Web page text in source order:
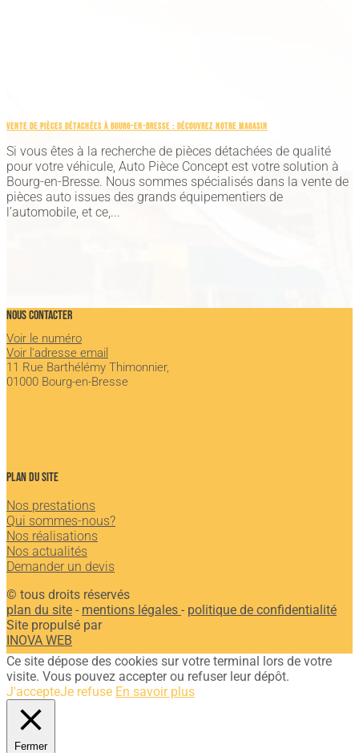
VENTE DE PIÈCES DÉTACHÉES À BOURG-EN-BRESSE : DÉCOUVREZ NOTRE MAGASIN
Si vous êtes à la recherche de pièces détachées de qualité
pour votre véhicule, Auto Pièce Concept est votre solution à
Bourg-en-Bresse. Nous sommes spécialisés dans la vente de
pièces auto issues des grands équipementiers de
l’automobile, et ce,...
NOUS CONTACTER
Voir le numéro
Voir l'adresse email
11 Rue Barthélémy Thimonnier,
01000 Bourg-en-Bresse
Plan du site
Nos prestations
Qui sommes-nous?
Nos réalisations
Nos actualités
Demander un devis
© tous droits réservés
plan du site - mentions légales - politique de confidentialité
Site propulsé par
INOVA WEB
Ce site dépose des cookies sur votre terminal lors de votre
visite. Vous pouvez accepter ou refuser leur dépôt.
J'accepteJe refuse En savoir plus
Fermer